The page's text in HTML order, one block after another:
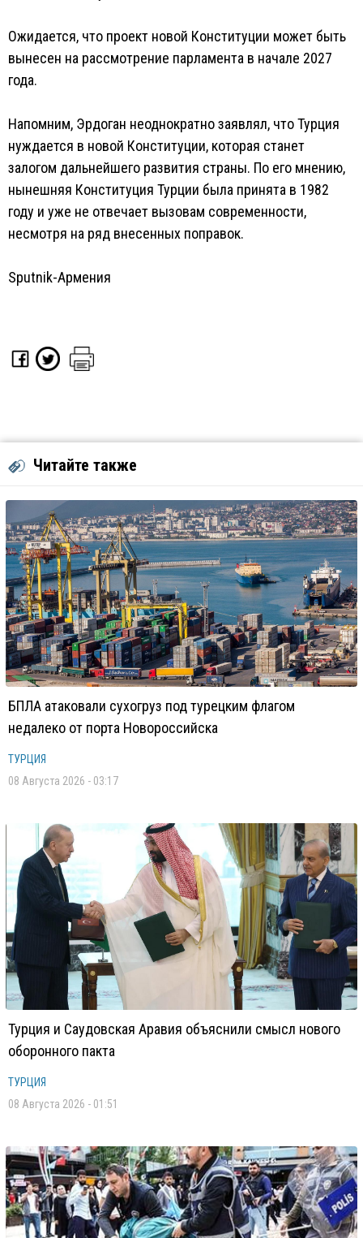
Ожидается, что проект новой Конституции может быть
вынесен на рассмотрение парламента в начале 2027
года.
Напомним, Эрдоган неоднократно заявлял, что Турция
нуждается в новой Конституции, которая станет
залогом дальнейшего развития страны. По его мнению,
нынешняя Конституция Турции была принята в 1982
году и уже не отвечает вызовам современности,
несмотря на ряд внесенных поправок.
Sputnik-Армения
Читайте также
БПЛА атаковали сухогруз под турецким флагом
недалеко от порта Новороссийска
ТУРЦИЯ
08 Августа 2026 - 03:17
Турция и Саудовская Аравия объяснили смысл нового
оборонного пакта
ТУРЦИЯ
08 Августа 2026 - 01:51